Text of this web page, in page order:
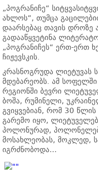
„პოგრანიჩე“
ახლოს“, თუმცა
დაარსებაც თავის დროზე
გადააწყვეტინა
„პოგრანიჩეს“ ერთ-ერთ
ჩიჟევსკის.
კრასნოგრუდა ლიეტუვას
მდებარეობს. ამ
რეგიონში ბევრი
ბოშა, რუმინელი,
გვიყვებიან, რომ 30
გარემო იყო,
პოლონურად,
მოსახლეობას, მოკლედ,
იგრძნობოდა…